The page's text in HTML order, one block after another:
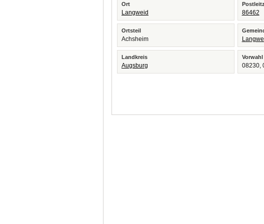
Ort
Langweid 86462
Ortsteil
Achsheim
Landkreis
Augsburg
Vorwahl
08230,